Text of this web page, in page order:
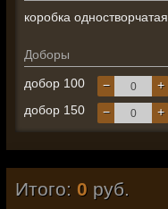
коробка одностворчатая
Доборы
добор 100
+
−
добор 150 +
−
Итого: 0 руб.